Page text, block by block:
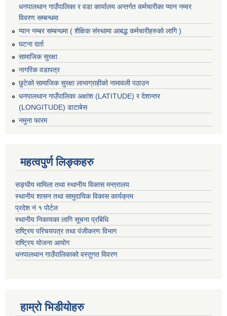
धनपालथान गाउँपालिका र वडा कार्यालय अन्तर्गत कर्मचारीका प्यान नम्वर
विवरण सम्बन्धमा
प्यान नम्बर सम्बन्धमा ( शैक्षिक संस्थामा आबद्ध कर्मचारीहरुको लागि )
घटना दर्ता
सामाजिक सुरक्षा
नागरिक वडापत्र
छुटेको सामाजिक सुरक्षा लाभाग्राहीको नामावली पठाउन
धनपालथान गाउँपालिका अक्षांश (LATITUDE) र देशान्तर
(LONGITUDE) डाटाबेस
नमुना फारम
महत्वपुर्ण लिङ्कहरु
सङ्घीय मामिला तथा स्थानीय विकास मन्त्रालय
स्थानीय शासन तथा सामुदायिक विकास कार्यक्रम
प्रदेश नं १ पोर्टल
स्थानीय निकायका लागि सूचना प्रबिधि
राष्ट्रिय परिचयपत्र तथा पंजीकरण विभाग
राष्ट्रिय योजना आयोग
धनपालथान गाउँपालिकाको वस्तुगत विवरण
हाम्रो भिडीयोहरु